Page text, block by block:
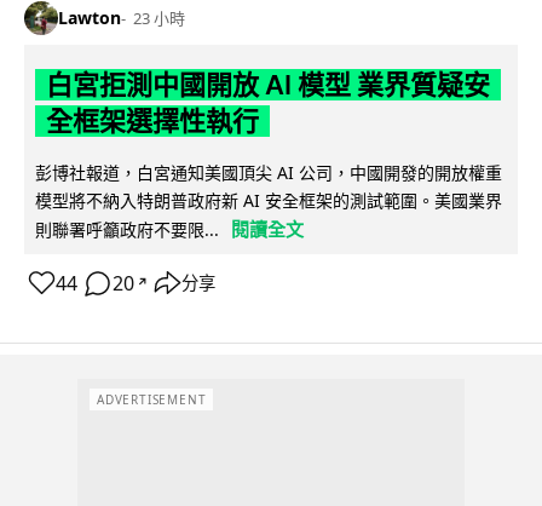
Lawton 23 小時
白宮拒測中國開放 AI 模型 業界質疑安
全框架選擇性執行
彭博社報道，白宮通知美國頂尖 AI 公司，中國開發的開放權重
模型將不納入特朗普政府新 AI 安全框架的測試範圍。美國業界
則聯署呼籲政府不要限...
閱讀全文
44 20 ↗ 分享
ADVERTISEMENT